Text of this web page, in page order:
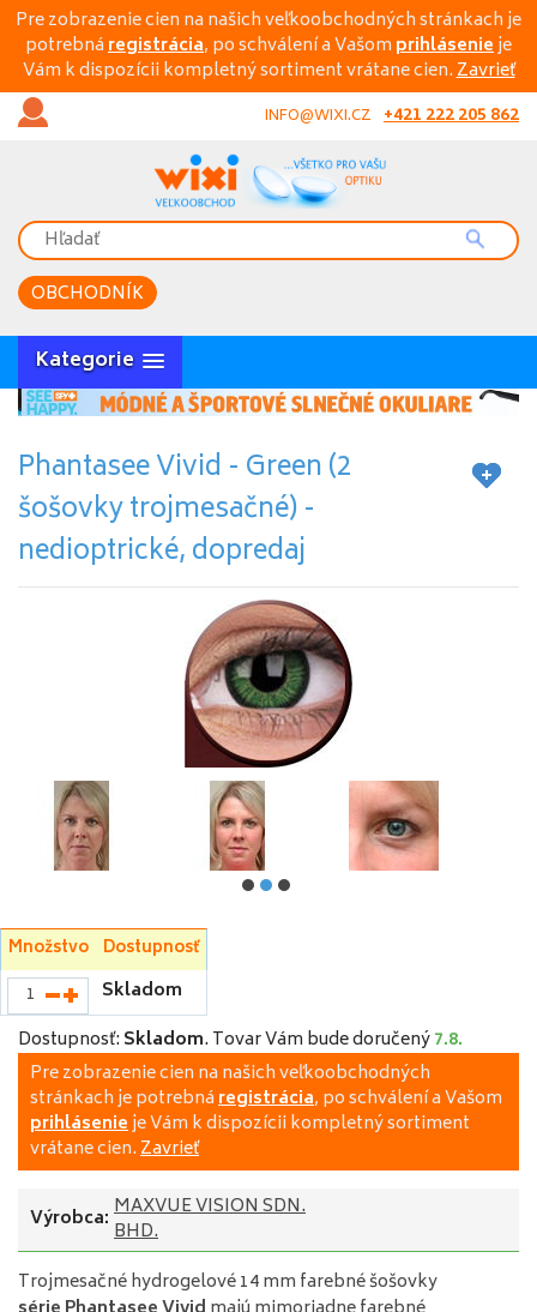
Pre zobrazenie cien na našich veľkoobchodných stránkach je
potrebnáregistrácia, po schválení a Vašom prihlásenieje
Vám k dispozícii kompletný sortiment vrátane cien.Zavrieť
INFO@WIXI.CZ +421 222 205 862
OBCHODNÍK
Kategorie
Phantasee Vivid - Green (2
šošovky trojmesačné) -
nedioptrické, dopredaj
Množstvo Dostupnosť
Skladom
Dostupnosť: Skladom. Tovar Vám bude doručený7.8.
Pre zobrazenie cien na našich veľkoobchodných
stránkach je potrebnáregistrácia, po schválení a Vašom
prihlásenieje Vám k dispozícii kompletný sortiment
vrátane cien.Zavrieť
Výrobca: MAXVUE VISION SDN.
BHD.
Trojmesačné hydrogelové 14 mm farebné šošovky